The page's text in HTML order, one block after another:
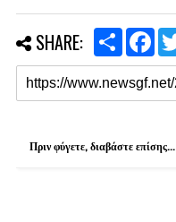
SHARE:
S
a
r
e
F
c
e
b
o
Πριν φύγετε, διαβάστε επίσης...